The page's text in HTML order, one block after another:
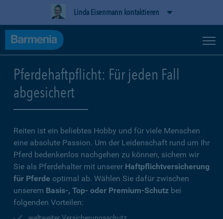
Linda Eisenmann kontaktieren
Pferdehaftpflicht: Für jeden Fall
abgesichert
Reiten ist ein beliebtes Hobby und für viele Menschen
eine absolute Passion. Um der Leidenschaft rund um Ihr
Pferd bedenkenlos nachgehen zu können, sichern wir
Sie als Pferdehalter mit unserer Haftpflichtversicherung
für Pferde optimal ab. Wählen Sie dafür zwischen
unserem Basis-, Top- oder Premium-Schutz bei
folgenden Vorteilen: